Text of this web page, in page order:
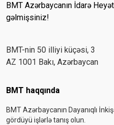
BMT Azərbaycanın İdarə
gəlmişsiniz!
BMT-nin 50 illiyi küçəsi, 3
AZ 1001 Bakı, Azərbaycan
Footer menu
BMT haqqında
BMT Azərbaycanın Dayanıqlı
gördüyü işlərlə tanış olun.